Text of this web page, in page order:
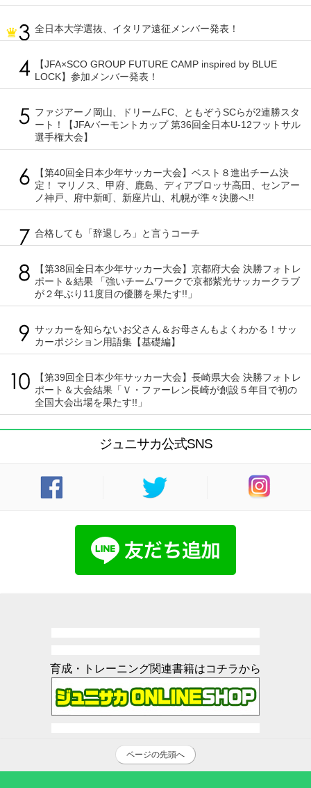
全日本大学選抜、イタリア遠征メンバー発表！
【JFA×SCO GROUP FUTURE CAMP inspired by BLUE
LOCK】参加メンバー発表！
ファジアーノ岡山、ドリームFC、ともぞうSCらが2連勝スタ
ート！【JFAバーモントカップ 第36回全日本U-12フットサル
選手権大会】
【第40回全日本少年サッカー大会】ベスト８進出チーム決
定！ マリノス、甲府、鹿島、ディアブロッサ高田、センアー
ノ神戸、府中新町、新座片山、札幌が準々決勝へ!!
合格しても「辞退しろ」と言うコーチ
【第38回全日本少年サッカー大会】京都府大会 決勝フォトレ
ポート＆結果 「強いチームワークで京都紫光サッカークラブ
が２年ぶり11度目の優勝を果たす!!」
サッカーを知らないお父さん＆お母さんもよくわかる！サッ
カーポジション用語集【基礎編】
【第39回全日本少年サッカー大会】長崎県大会 決勝フォトレ
ポート＆大会結果「Ｖ・ファーレン長崎が創設５年目で初の
全国大会出場を果たす!!」
ジュニサカ公式SNS
育成・トレーニング関連書籍はコチラから
ページの先頭へ